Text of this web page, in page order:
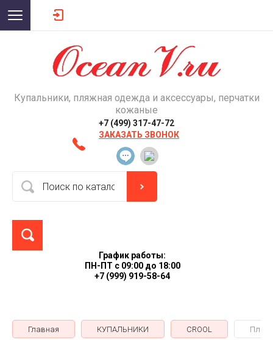
Купальники, пляжная одежда и аксессуары, перчатки
кожаные
График работы:
ПН-ПТ с 09:00 до 18:00
+7 (999) 919-58-64
+7 (499) 317-47-72
ЗАКАЗАТЬ ЗВОНОК
Главная КУПАЛЬНИКИ CROOL